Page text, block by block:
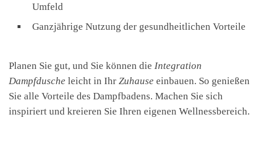
Umfeld
Ganzjährige Nutzung der gesundheitlichen Vorteile
Planen Sie gut, und Sie können die Integration
Dampfdusche leicht in Ihr Zuhause einbauen. So genießen
Sie alle Vorteile des Dampfbadens. Machen Sie sich
inspiriert und kreieren Sie Ihren eigenen Wellnessbereich.